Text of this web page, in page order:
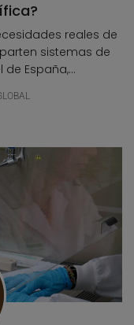
reales de
sistemas de
España,...